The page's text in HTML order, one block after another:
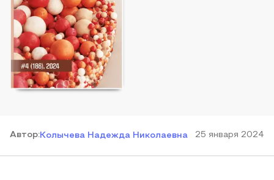
Автор:Колычева Надежда Николаевна 25 января 2024